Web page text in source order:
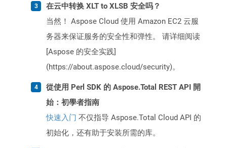
在云中转换 XLT to XLSB 安全吗？
当然！ Aspose Cloud 使用 Amazon EC2 云服
务器来保证服务的安全性和弹性。 请详细阅读
[Aspose 的安全实践]
(https://about.aspose.cloud/security)。
從使用 Perl SDK 的 Aspose.Total REST API 開
始：初學者指南
快速入门 不仅指导 Aspose.Total Cloud API 的
初始化，还有助于安装所需的库。